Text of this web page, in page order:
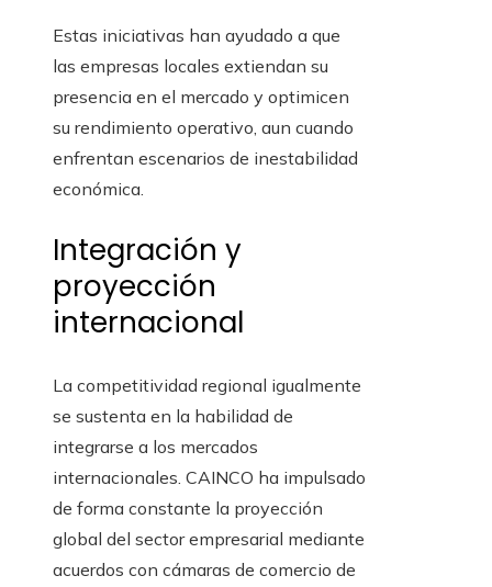
Estas iniciativas han ayudado a que
las empresas locales extiendan su
presencia en el mercado y optimicen
su rendimiento operativo, aun cuando
enfrentan escenarios de inestabilidad
económica.
Integración y
proyección
internacional
La competitividad regional igualmente
se sustenta en la habilidad de
integrarse a los mercados
internacionales. CAINCO ha impulsado
de forma constante la proyección
global del sector empresarial mediante
acuerdos con cámaras de comercio de